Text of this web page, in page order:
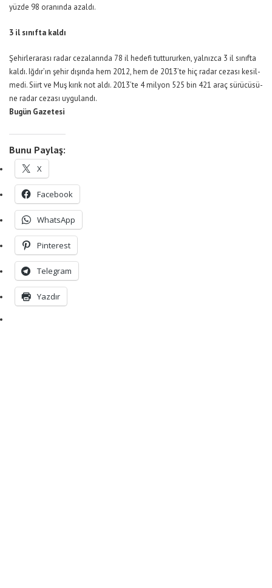
yüz­de 98 ora­nın­da azal­dı.
3 il sınıfta kaldı
Şe­hir­le­ra­ra­sı ra­dar ce­za­la­rın­da 78 il he­de­fi tut­tu­rur­ken, yal­nız­ca 3 il sı­nıf­ta
kal­dı. Iğ­dı­r’­ın şe­hir dı­şın­da hem 2012, hem de 2013’te hiç ra­dar ce­za­sı ke­sil­
me­di. Si­irt ve Muş kı­rık not al­dı. 2013’te 4 mil­yon 525 bin 421 araç sü­rü­cü­sü­
ne ra­dar ce­za­sı uy­gu­lan­dı.
Bugün Gazetesi
Bunu Paylaş:
X
Facebook
WhatsApp
Pinterest
Telegram
Yazdır